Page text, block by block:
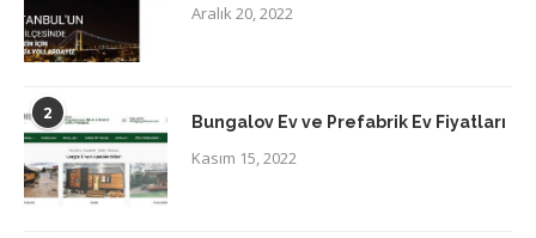
Aralık 20, 2022
2 Bungalov Ev ve Prefabrik Ev Fiyatları
Kasım 15, 2022